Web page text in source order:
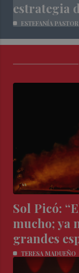
estrategia
ESTEFANÍA PASTOR
Sol Picó:
mucho; ya
grandes
TERESA MADUEÑO